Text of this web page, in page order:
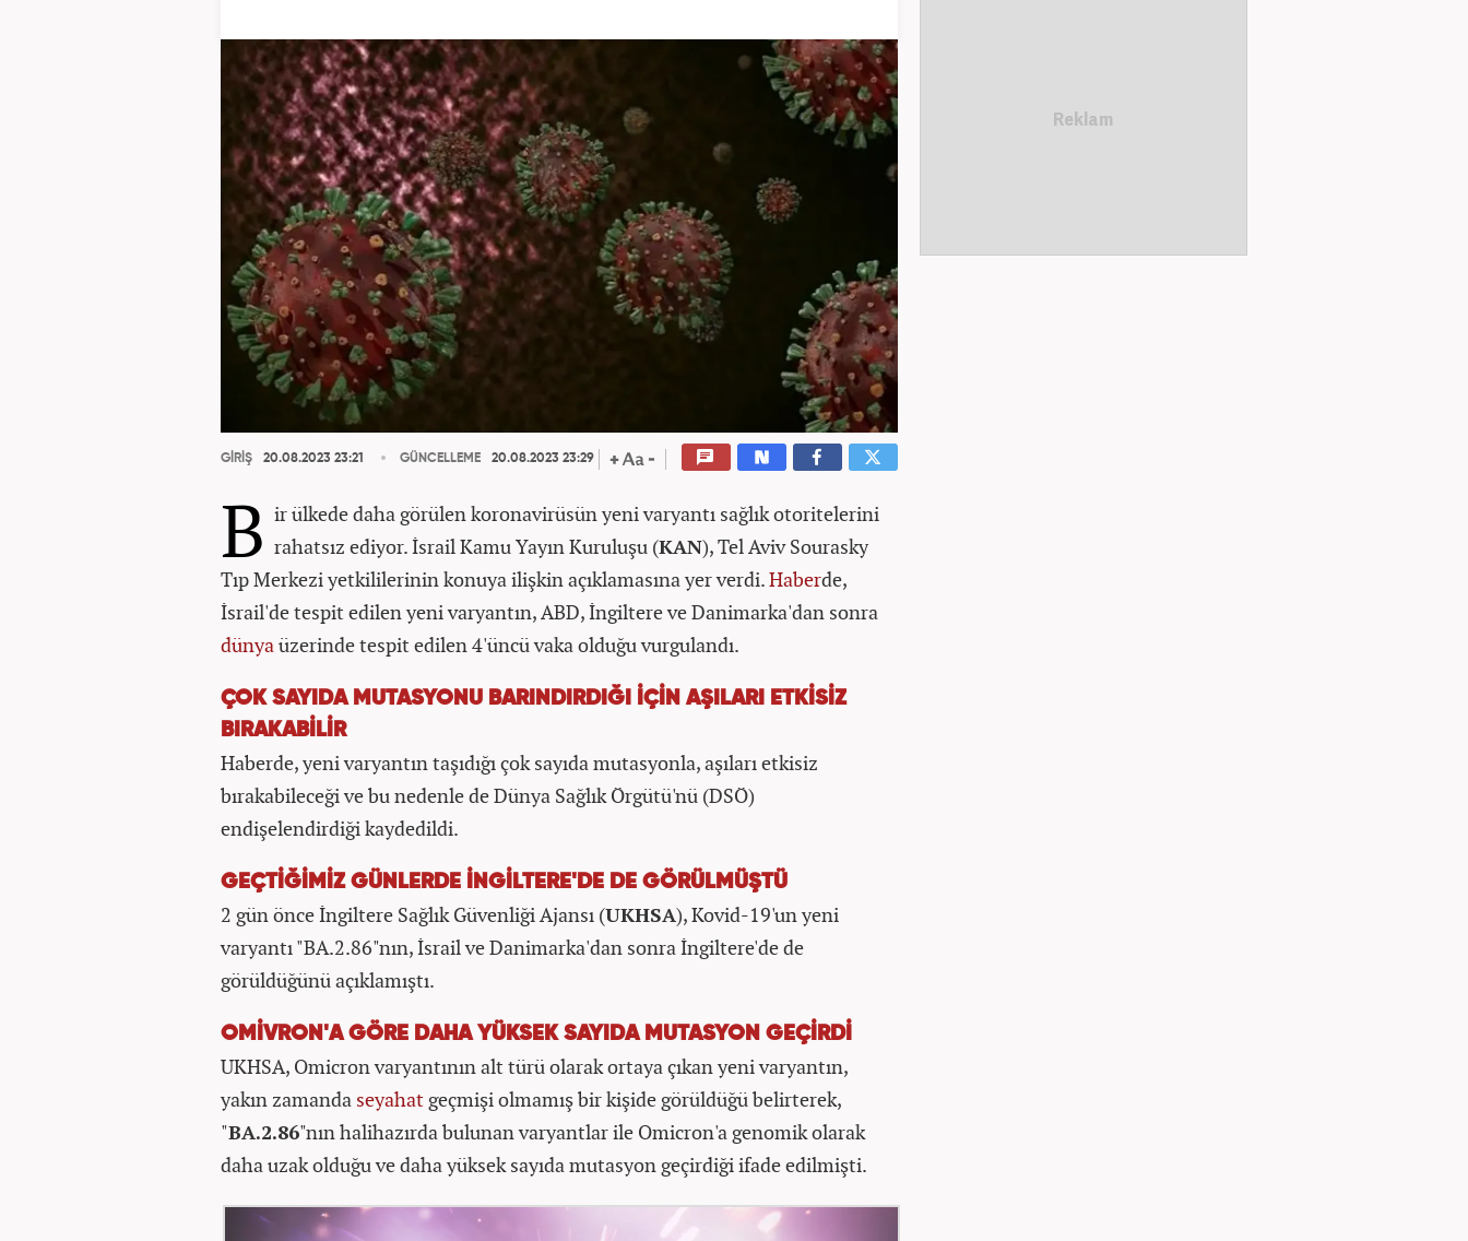
GİRİŞ 20.08.2023 23:21 GÜNCELLEME 20.08.2023 23:29
B ir ülkede daha görülen koronavirüsün yeni varyantı sağlık otoritelerini
rahatsız ediyor. İsrail Kamu Yayın Kuruluşu (KAN), Tel Aviv Sourasky
Tıp Merkezi yetkililerinin konuya ilişkin açıklamasına yer verdi.Haberde,
İsrail'de tespit edilen yeni varyantın, ABD, İngiltere ve Danimarka'dan sonra
dünyaüzerinde tespit edilen 4'üncü vaka olduğu vurgulandı.
ÇOK SAYIDA MUTASYONU BARINDIRDIĞI İÇİN AŞILARI ETKİSİZ
BIRAKABİLİR
Haberde, yeni varyantın taşıdığı çok sayıda mutasyonla, aşıları etkisiz
bırakabileceği ve bu nedenle de Dünya Sağlık Örgütü'nü (DSÖ)
endişelendirdiği kaydedildi.
GEÇTİĞİMİZ GÜNLERDE İNGİLTERE'DE DE GÖRÜLMÜŞTÜ
2 gün önce İngiltere Sağlık Güvenliği Ajansı (UKHSA), Kovid-19'un yeni
varyantı "BA.2.86"nın, İsrail ve Danimarka'dan sonra İngiltere'de de
görüldüğünü açıklamıştı.
OMİVRON'A GÖRE DAHA YÜKSEK SAYIDA MUTASYON GEÇİRDİ
UKHSA, Omicron varyantının alt türü olarak ortaya çıkan yeni varyantın,
yakın zamanda seyahat geçmişi olmamış bir kişide görüldüğü belirterek,
"BA.2.86"nın halihazırda bulunan varyantlar ile Omicron'a genomik olarak
daha uzak olduğu ve daha yüksek sayıda mutasyon geçirdiği ifade edilmişti.